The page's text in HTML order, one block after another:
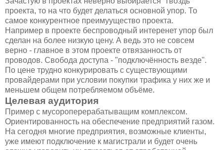
проекта, то на что будет делаться основной упор. То
самое конкурентное преимуущество проекта.
Например в проекте беспроводный интеренет упор был
сделан на более низкую цену. А ведь это не совсем
верно - главное в этом проекте отвязанность от
проводов. Свобода доступа - "подключённость везде".
По цене трудно конкурировать с существующими
провайдерами при условии покупки трафика у них же и
меньшем общем потребляемом объёме.
Целевая аудитория
Пример с мусороперерабатыващим комплексом.
Ориентированность на обеспечение предприятий газом.
На сегодня многие предприятия, возможные клиенты,
уже имеют подключение к магистрали и будет очень